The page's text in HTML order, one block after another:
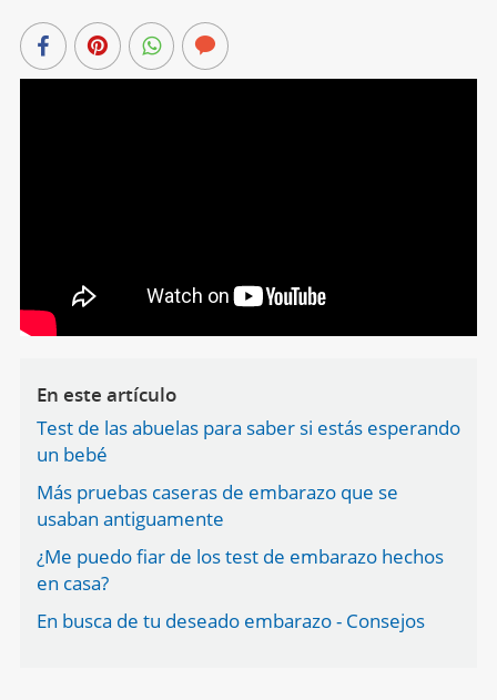
En este artículo
Test de las abuelas para saber si estás esperando
un bebé
Más pruebas caseras de embarazo que se
usaban antiguamente
¿Me puedo fiar de los test de embarazo hechos
en casa?
En busca de tu deseado embarazo - Consejos